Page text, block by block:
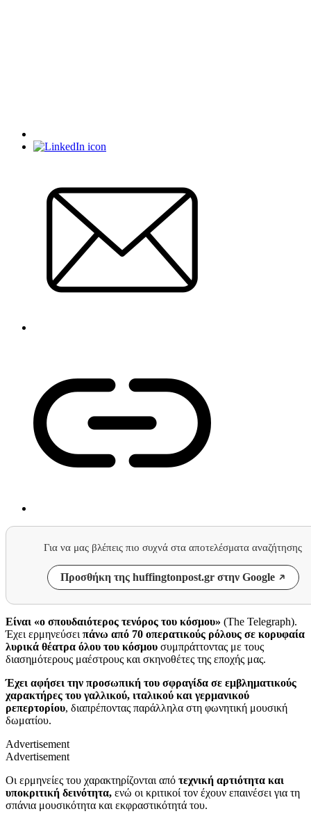
Για να μας βλέπεις πιο συχνά στα αποτελέσματα αναζήτησης
Προσθήκη της huffingtonpost.gr στην Google
Είναι «ο σπουδαιότερος τενόρος του κόσμου» (The Telegraph).
Έχει ερμηνεύσει πάνω από 70 οπερατικούς ρόλους σε κορυφαία
λυρικά θέατρα όλου του κόσμου συμπράττοντας με τους
διασημότερους μαέστρους και σκηνοθέτες της εποχής μας.
Έχει αφήσει την προσωπική του σφραγίδα σε εμβληματικούς
χαρακτήρες του γαλλικού, ιταλικού και γερμανικού
ρεπερτορίου, διαπρέποντας παράλληλα στη φωνητική μουσική
δωματίου.
Advertisement
Advertisement
Οι ερμηνείες του χαρακτηρίζονται από τεχνική αρτιότητα και
υποκριτική δεινότητα, ενώ οι κριτικοί τον έχουν επαινέσει για τη
σπάνια μουσικότητα και εκφραστικότητά του.